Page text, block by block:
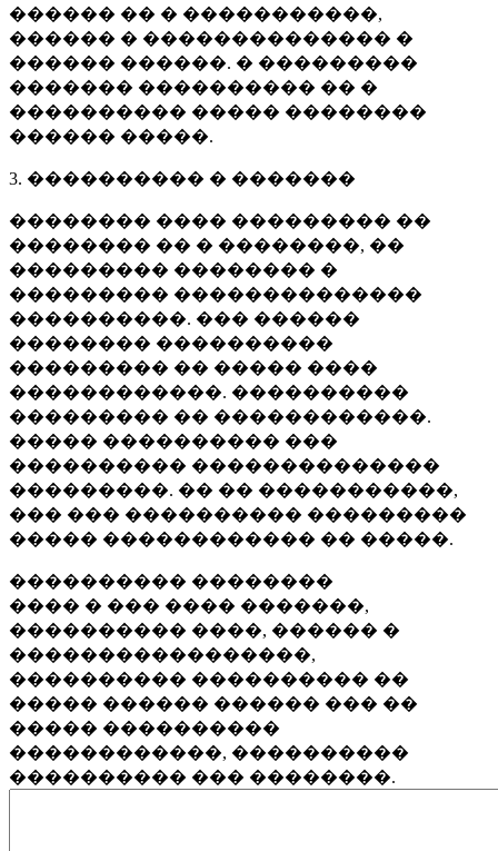
������ �� � �����������,
������ � �������������� �
������ ������. � ���������
������� ���������� �� �
���������� ����� ��������
������ �����.
3. ���������� � �������
�������� ���� ��������� ��
�������� �� � ��������, ��
��������� �������� �
��������� ��������������
����������. ��� ������
�������� ����������
��������� �� ����� ����
������������. ����������
��������� �� ������������.
����� ���������� ���
���������� ��������������
���������. �� �� �����������,
��� ��� ���������� ���������
����� ������������ �� �����.
���������� ��������
���� � ��� ���� �������,
���������� ����, ������ �
�����������������,
���������� ���������� ��
����� ������ ������ ��� ��
����� ����������
������������, ����������
���������� ��� ��������.